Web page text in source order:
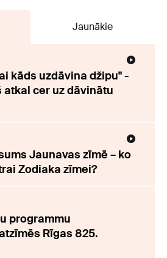
Jaunākie
kāds uzdāvina džipu" -
atkal cer uz dāvinātu
Jaunavas zīmē – ko
Zodiaka zīmei?
programmu
Rīgas 825.